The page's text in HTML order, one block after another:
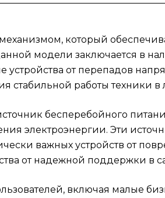
этот бесперебойник, так как он
защиту даже при высоких
Источник бесперебойного питания
обеспечивает простоту
выбором для всех.Обеспечьте
вашего оборудования с
бесперебойного питания APC
который
модели заключается в
от перепадов
работы техники в
бесперебойного
электроэнергии. Эти
важных устройств от
от надежной поддержки в
включая малые